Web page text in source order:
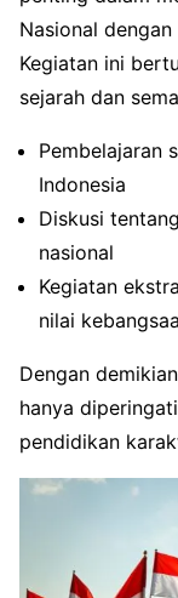
Nasional
Kegiatan ini
sejarah dan
Pembelajaran
Indonesia
Diskusi
nasional
Kegiatan
nilai
Dengan
hanya
pendidikan